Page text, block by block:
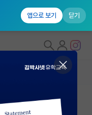
앱으로 보기 닫기